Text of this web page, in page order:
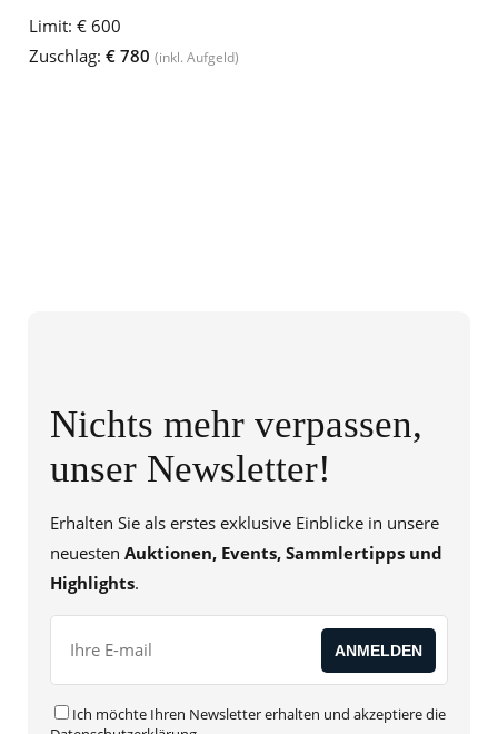
Limit: € 600
Zuschlag: € 780 (inkl. Aufgeld)
Nichts mehr verpassen,
unser Newsletter!
Erhalten Sie als erstes exklusive Einblicke in unsere
neuesten Auktionen, Events, Sammlertipps und
Highlights.
Ich möchte Ihren Newsletter erhalten und akzeptiere die